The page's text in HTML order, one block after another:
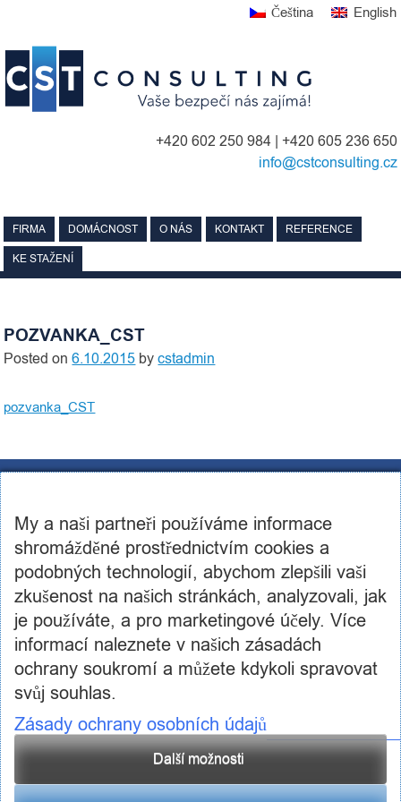
content
Čeština English
+420 602 250 984 | +420 605 236 650
info@cstconsulting.cz
FIRMA DOMÁCNOST O NÁS KONTAKT REFERENCE
KE STAŽENÍ
POZVANKA_CST
Posted on6.10.2015 bycstadmin
pozvanka_CST
IČ: 03460886, DIČ: CZ03460886
+420 602 250 984 | +420 605 236 650
info@cstconsulting.cz
Společnost je zapsaná v obchodním rejstříku vedeném Městským soudem v Praze, oddíl C,
vložka 231904
My a naši partneři používáme informace
shromážděné prostřednictvím cookies a
podobných technologií, abychom zlepšili vaši
zkušenost na našich stránkách, analyzovali, jak
je používáte, a pro marketingové účely. Více
informací naleznete v našich zásadách
ochrany soukromí a můžete kdykoli spravovat
svůj souhlas.
Zásady ochrany osobních údajů
Další možnosti